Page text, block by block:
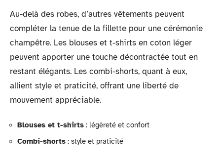
Au-delà des robes, d’autres vêtements peuvent
compléter la tenue de la fillette pour une cérémonie
champêtre. Les blouses et t-shirts en coton léger
peuvent apporter une touche décontractée tout en
restant élégants. Les combi-shorts, quant à eux,
allient style et praticité, offrant une liberté de
mouvement appréciable.
Blouses et t-shirts : légèreté et confort
Combi-shorts : style et praticité